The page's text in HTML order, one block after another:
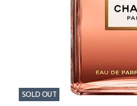
SOLD OUT